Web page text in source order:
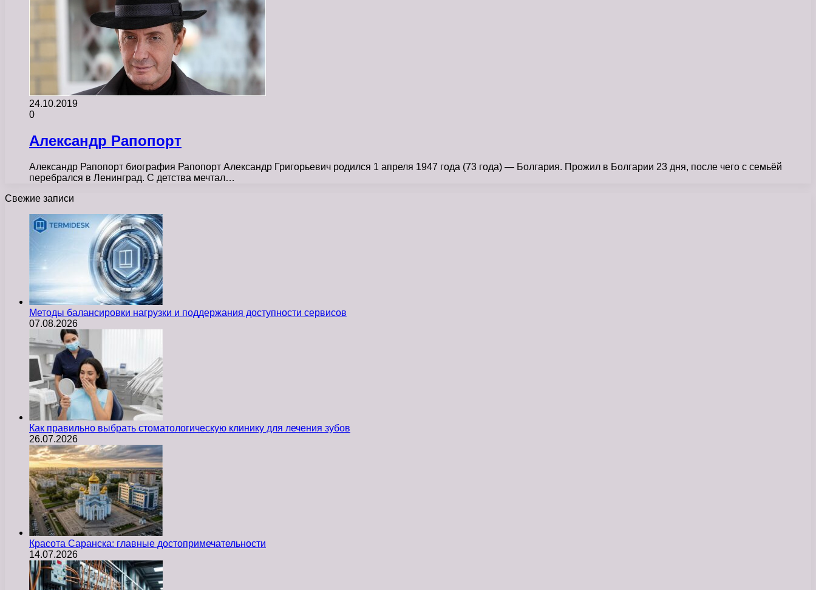
24.10.2019
0
Александр Рапопорт
Александр Рапопорт биография Рапопорт Александр Григорьевич родился 1 апреля 1947 года (73 года) — Болгария. Прожил в Болгарии 23 дня, после чего с семьёй
перебрался в Ленинград. С детства мечтал…
Свежие записи
Методы балансировки нагрузки и поддержания доступности сервисов
07.08.2026
Как правильно выбрать стоматологическую клинику для лечения зубов
26.07.2026
Красота Саранска: главные достопримечательности
14.07.2026